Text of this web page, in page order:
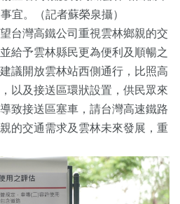
宜。（記者蘇榮泉攝）
台灣高鐵公司重視雲林鄉親的交
給予雲林縣民更為便利及順暢之
議開放雲林站西側通行，比照高
以及接送區環狀設置，供民眾來
致接送區塞車，請台灣高速鐵路
的交通需求及雲林未來發展，重